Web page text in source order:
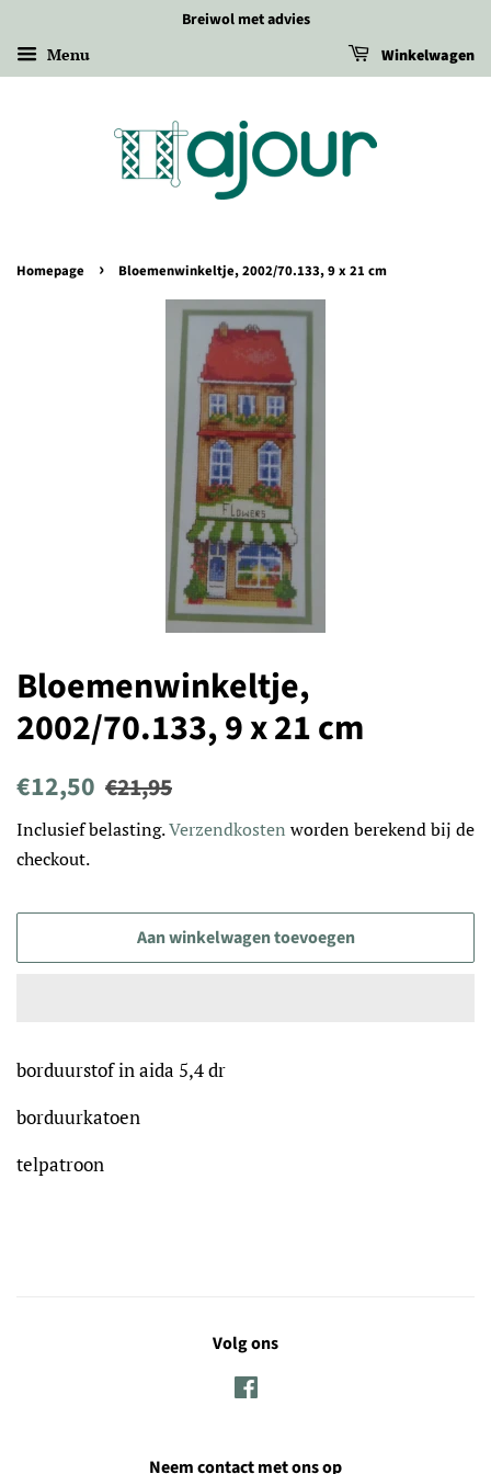
Breiwol met advies
Menu Winkelwagen
Homepage › Bloemenwinkeltje, 2002/70.133, 9 x 21 cm
Bloemenwinkeltje,
2002/70.133, 9 x 21 cm
Normale
€12,50 Aanbiedingsprijs
€21,95
Inclusief belasting.Verzendkosten worden berekend bij de
checkout.
Aan winkelwagen toevoegen
borduurstof in aida 5,4 dr
borduurkatoen
telpatroon
Volg ons
Neem contact met ons op